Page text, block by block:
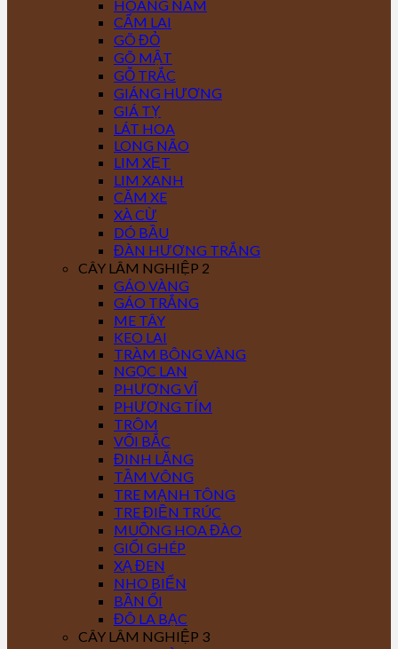
HOÀNG NAM
CẨM LAI
GÕ ĐỎ
GÕ MẬT
GỖ TRẮC
GIÁNG HƯƠNG
GIÁ TỴ
LÁT HOA
LONG NÃO
LIM XẸT
LIM XANH
CĂM XE
XÀ CỪ
DÓ BẦU
ĐÀN HƯƠNG TRẮNG
CÂY LÂM NGHIỆP 2
GÁO VÀNG
GÁO TRẮNG
ME TÂY
KEO LAI
TRÀM BÔNG VÀNG
NGỌC LAN
PHƯỢNG VĨ
PHƯỢNG TÍM
TRÔM
VỐI BẮC
ĐINH LĂNG
TẦM VÔNG
TRE MẠNH TÔNG
TRE ĐIỀN TRÚC
MUỒNG HOA ĐÀO
GIỔI GHÉP
XẠ ĐEN
NHO BIỂN
BẦN ỔI
ĐÔ LA BẠC
CÂY LÂM NGHIỆP 3